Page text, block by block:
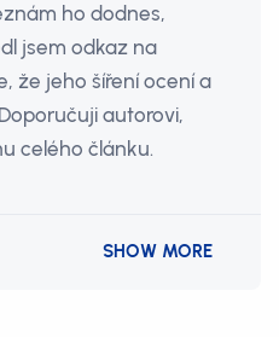
ho dodnes,
jsem odkaz na
že jeho šíření ocení a
autorovi,
celého článku.
SHOW MORE